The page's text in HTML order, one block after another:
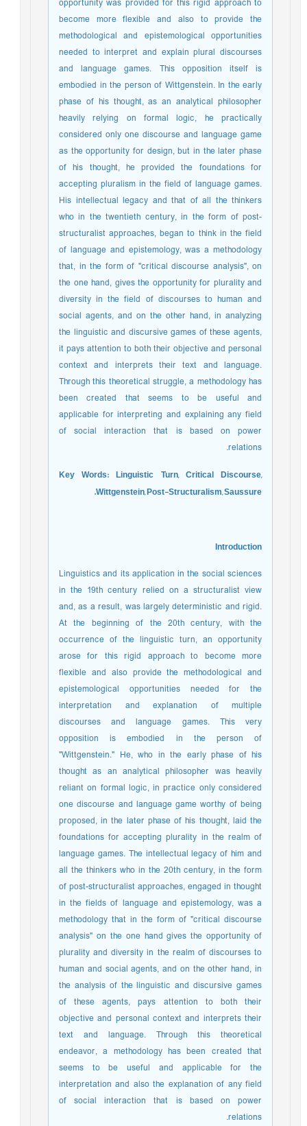
opportunity was provided for this rigid approach to
become more flexible and also to provide the
methodological and epistemological opportunities
needed to interpret and explain plural discourses
and language games. This opposition itself is
embodied in the person of Wittgenstein. In the early
phase of his thought, as an analytical philosopher
heavily relying on formal logic, he practically
considered only one discourse and language game
as the opportunity for design, but in the later phase
of his thought, he provided the foundations for
accepting pluralism in the field of language games.
His intellectual legacy and that of all the thinkers
who in the twentieth century, in the form of post-
structuralist approaches, began to think in the field
of language and epistemology, was a methodology
that, in the form of "critical discourse analysis", on
the one hand, gives the opportunity for plurality and
diversity in the field of discourses to human and
social agents, and on the other hand, in analyzing
the linguistic and discursive games of these agents,
it pays attention to both their objective and personal
context and interprets their text and language.
Through this theoretical struggle, a methodology has
been created that seems to be useful and
applicable for interpreting and explaining any field
of social interaction that is based on power
relations.
Key Words:Linguistic Turn, Critical Discourse,
Wittgenstein, Post-Structuralism, Saussure.
Introduction
Linguistics and its application in the social sciences
in the 19th century relied on a structuralist view
and, as a result, was largely deterministic and rigid.
At the beginning of the 20th century, with the
occurrence of the linguistic turn, an opportunity
arose for this rigid approach to become more
flexible and also provide the methodological and
epistemological opportunities needed for the
interpretation and explanation of multiple
discourses and language games. This very
opposition is embodied in the person of
"Wittgenstein." He, who in the early phase of his
thought as an analytical philosopher was heavily
reliant on formal logic, in practice only considered
one discourse and language game worthy of being
proposed, in the later phase of his thought, laid the
foundations for accepting plurality in the realm of
language games. The intellectual legacy of him and
all the thinkers who in the 20th century, in the form
of post-structuralist approaches, engaged in thought
in the fields of language and epistemology, was a
methodology that in the form of "critical discourse
analysis" on the one hand gives the opportunity of
plurality and diversity in the realm of discourses to
human and social agents, and on the other hand, in
the analysis of the linguistic and discursive games
of these agents, pays attention to both their
objective and personal context and interprets their
text and language. Through this theoretical
endeavor, a methodology has been created that
seems to be useful and applicable for the
interpretation and also the explanation of any field
of social interaction that is based on power
relations.